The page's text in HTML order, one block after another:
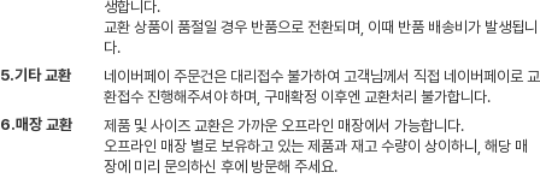
생합니다.
교환 상품이 품절일 경우 반품으로 전환되며, 이때 반품 배송비가 발생됩니
다.
5.기타 교환
네이버페이 주문건은 대리접수 불가하여 고객님께서 직접 네이버페이로 교
환접수 진행해주셔야 하며, 구매확정 이후엔 교환처리 불가합니다.
6.매장 교환
제품 및 사이즈 교환은 가까운 오프라인 매장에서 가능합니다.
오프라인 매장 별로 보유하고 있는 제품과 재고 수량이 상이하니, 해당 매
장에 미리 문의하신 후에 방문해 주세요.